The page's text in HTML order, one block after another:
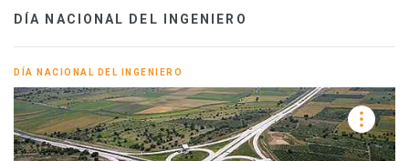
DÍA NACIONAL DEL INGENIERO
DÍA NACIONAL DEL INGENIERO